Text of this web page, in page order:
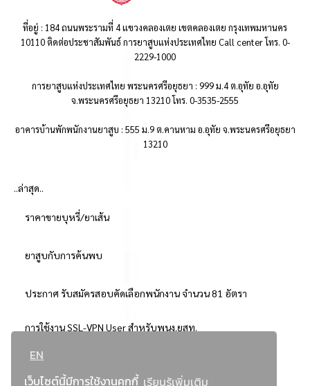
EN
เว็บไซต์นี้มีการใช้งานคุกกี้ เรียนรู้เพิ่มเติม
ที่อยู่ : 184 ถนนพระรามที่ 4 แขวงคลองเตย เขตคลองเตย กรุงเทพมหานคร
10110 ติดต่อประชาสัมพันธ์ การยาสูบแห่งประเทศไทย Call center โทร. 0-
2229-1000
การยาสูบแห่งประเทศไทย พระนครศรีอยุธยา : 999 ม.4 ต.อุทัย อ.อุทัย
จ.พระนครศรีอยุธยา 13210 โทร. 0-3535-2555
อาคารบ้านพักพนักงานยาสูบ : 555 ม.9 ต.คานหาม อ.อุทัย จ.พระนครศรีอยุธยา
13210
..ล่าสุด..
ราคาขายบุหรี่/ยาเส้น
ยาสูบกับการค้นพบ
ประกาศ รับสมัครสอบคัดเลือกพนักงาน จำนวน 81 อัตรา
การใช้งาน SSL-VPN User สำหรับพนง.ยสท.
..ยอดนิยม..